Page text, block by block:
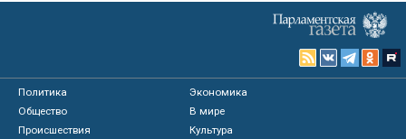
Политика
Экономика
Общество
В мире
Происшествия
Культура